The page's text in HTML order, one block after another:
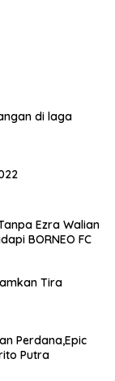
di laga
Ezra Walian
BORNEO FC
Tira
Perdana,Epic
Putra